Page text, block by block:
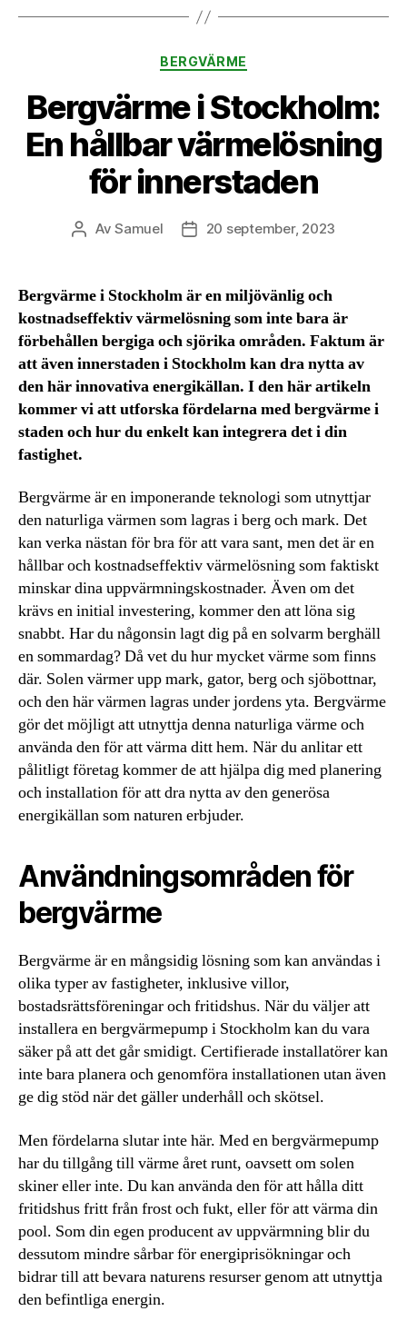
Kategorier
BERGVÄRME
Bergvärme i Stockholm:
En hållbar värmelösning
för innerstaden
Inläggsförfattare
AvSamuel Inläggsdatum
20 september, 2023
Bergvärme i Stockholm är en miljövänlig och
kostnadseffektiv värmelösning som inte bara är
förbehållen bergiga och sjörika områden. Faktum är
att även innerstaden i Stockholm kan dra nytta av
den här innovativa energikällan. I den här artikeln
kommer vi att utforska fördelarna med bergvärme i
staden och hur du enkelt kan integrera det i din
fastighet.
Bergvärme är en imponerande teknologi som utnyttjar
den naturliga värmen som lagras i berg och mark. Det
kan verka nästan för bra för att vara sant, men det är en
hållbar och kostnadseffektiv värmelösning som faktiskt
minskar dina uppvärmningskostnader. Även om det
krävs en initial investering, kommer den att löna sig
snabbt. Har du någonsin lagt dig på en solvarm berghäll
en sommardag? Då vet du hur mycket värme som finns
där. Solen värmer upp mark, gator, berg och sjöbottnar,
och den här värmen lagras under jordens yta. Bergvärme
gör det möjligt att utnyttja denna naturliga värme och
använda den för att värma ditt hem. När du anlitar ett
pålitligt företag kommer de att hjälpa dig med planering
och installation för att dra nytta av den generösa
energikällan som naturen erbjuder.
Användningsområden för
bergvärme
Bergvärme är en mångsidig lösning som kan användas i
olika typer av fastigheter, inklusive villor,
bostadsrättsföreningar och fritidshus. När du väljer att
installera en bergvärmepump i Stockholm kan du vara
säker på att det går smidigt. Certifierade installatörer kan
inte bara planera och genomföra installationen utan även
ge dig stöd när det gäller underhåll och skötsel.
Men fördelarna slutar inte här. Med en bergvärmepump
har du tillgång till värme året runt, oavsett om solen
skiner eller inte. Du kan använda den för att hålla ditt
fritidshus fritt från frost och fukt, eller för att värma din
pool. Som din egen producent av uppvärmning blir du
dessutom mindre sårbar för energiprisökningar och
bidrar till att bevara naturens resurser genom att utnyttja
den befintliga energin.